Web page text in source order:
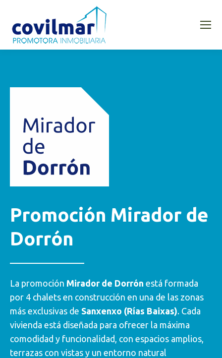
Promoción Mirador de
Dorrón
La promoción Mirador de Dorrón está formada
por 4 chalets en construcción en una de las zonas
más exclusivas de Sanxenxo (Rías Baixas). Cada
vivienda está diseñada para ofrecer la máxima
comodidad y funcionalidad, con espacios amplios,
terrazas con vistas y un entorno natural